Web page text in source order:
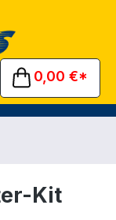
0,00 €*
Kit